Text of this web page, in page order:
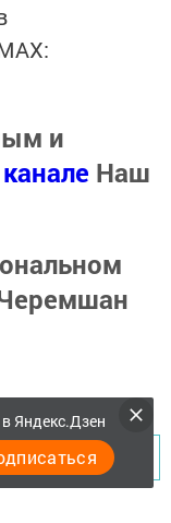
и
Наш
Яндекс.Дзен